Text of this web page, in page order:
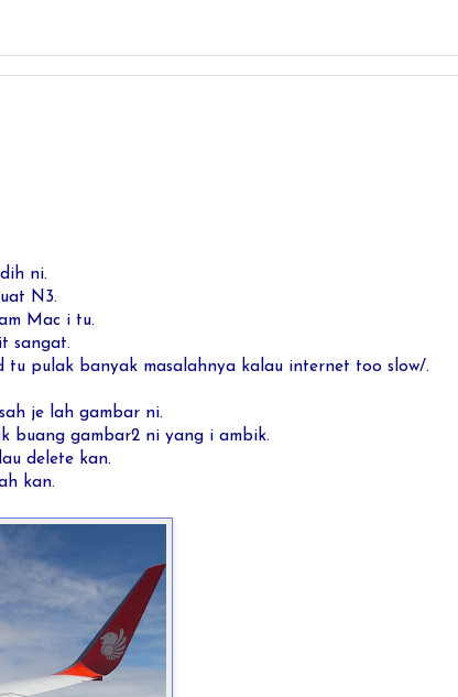
ni.
N3.
Mac i tu.
sangat.
pulak banyak masalahnya kalau internet too slow/.
je lah gambar ni.
buang gambar2 ni yang i ambik.
delete kan.
kan.